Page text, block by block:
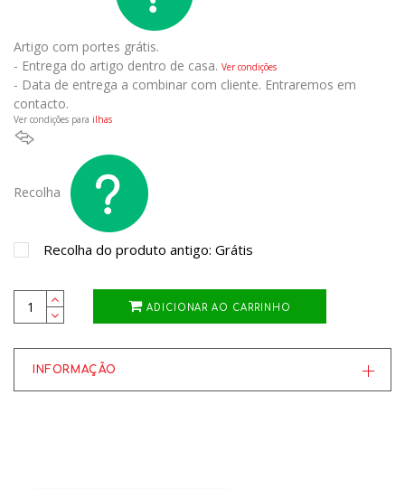
Artigo com portes grátis.
- Entrega do artigo dentro de casa. Ver condições
- Data de entrega a combinar com cliente. Entraremos em
contacto.
Ver condições para ilhas
Recolha
Recolha do produto antigo: Grátis
ADICIONAR AO CARRINHO
INFORMAÇÃO